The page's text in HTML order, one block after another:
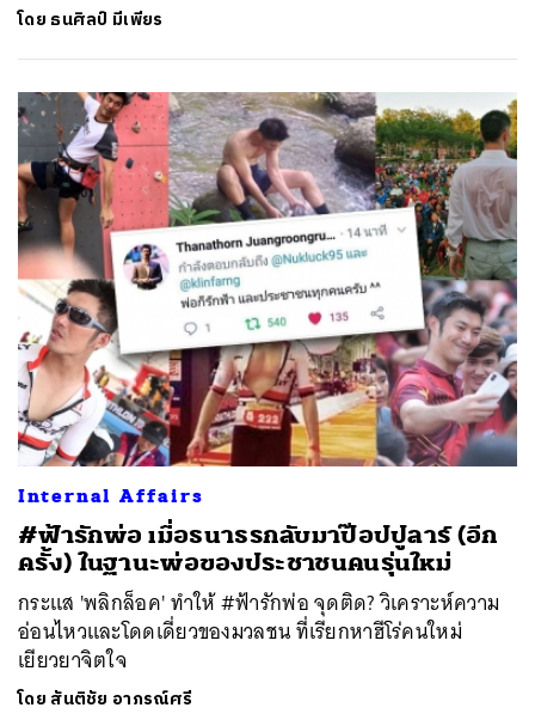
โดย ธนศิลป์ มีเพียร
Internal Affairs
#ฟ้ารักพ่อ เมื่อธนาธรกลับมาป๊อปปูลาร์ (อีก
ครั้ง) ในฐานะพ่อของประชาชนคนรุ่นใหม่
กระแส 'พลิกล็อค' ทำให้ #ฟ้ารักพ่อ จุดติด? วิเคราะห์ความ
อ่อนไหวและโดดเดี่ยวของมวลชน ที่เรียกหาฮีโร่คนใหม่
เยียวยาจิตใจ
โดย สันติชัย อาภรณ์ศรี
SHARE TWEET LINE EMAIL